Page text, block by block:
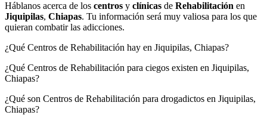
Háblanos acerca de los centros y clínicas de Rehabilitación en
Jiquipilas, Chiapas. Tu información será muy valiosa para los que
quieran combatir las adicciones.
¿Qué Centros de Rehabilitación hay en Jiquipilas, Chiapas?
¿Qué Centros de Rehabilitación para ciegos existen en Jiquipilas,
Chiapas?
¿Qué son Centros de Rehabilitación para drogadictos en Jiquipilas,
Chiapas?